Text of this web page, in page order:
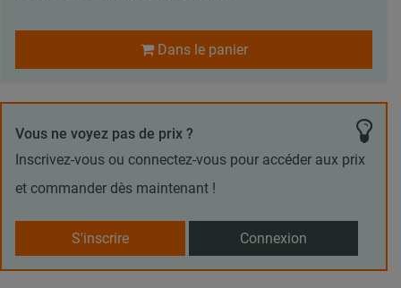
Dans le panier
Vous ne voyez pas de prix ?
Inscrivez-vous ou connectez-vous pour accéder aux prix
et commander dès maintenant !
S'inscrire Connexion